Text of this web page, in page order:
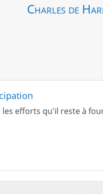
Charles de
les efforts qu'il reste à